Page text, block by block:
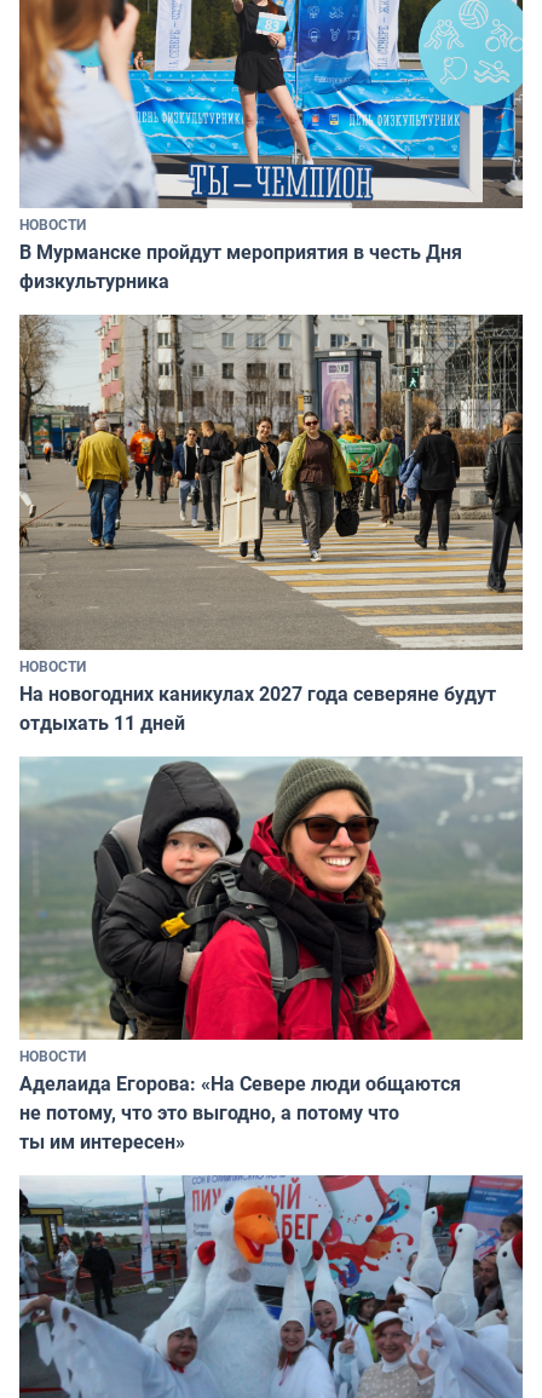
НОВОСТИ
В Мурманске пройдут мероприятия в честь Дня
физкультурника
НОВОСТИ
На новогодних каникулах 2027 года северяне будут
отдыхать 11 дней
НОВОСТИ
Аделаида Егорова: «На Севере люди общаются
не потому, что это выгодно, а потому что
ты им интересен»